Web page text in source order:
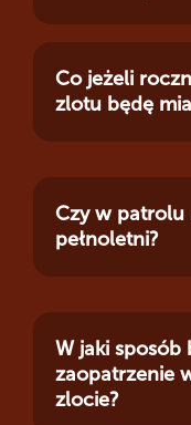
Co jeżeli
zlotu będę
Czy w patrolu
pełnoletni?
W jaki sposób
zaopatrzenie
zlocie?